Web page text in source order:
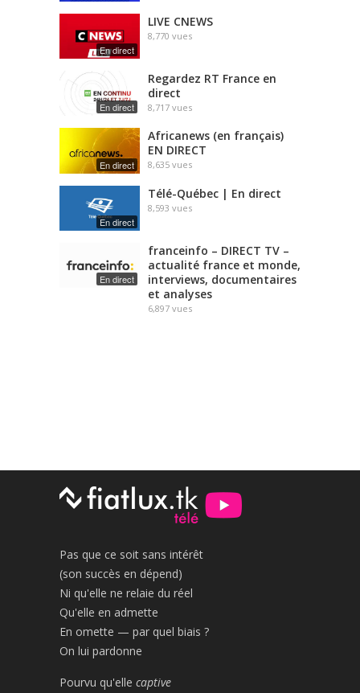
En direct
LIVE CNEWS
8,770 vues
En direct
Regardez RT France en
direct
8,717 vues
En direct
Africanews (en français)
EN DIRECT
8,635 vues
En direct
Télé-Québec | En direct
8,593 vues
En direct
franceinfo – DIRECT TV –
actualité france et monde,
interviews, documentaires
et analyses
6,897 vues
Pas que ce soit sans intérêt
(son succès en dépend)
Ni qu'elle ne relaie du réel
Qu'elle en admette
En omette — par quel biais ?
On lui pardonne
Pourvu qu'elle captive